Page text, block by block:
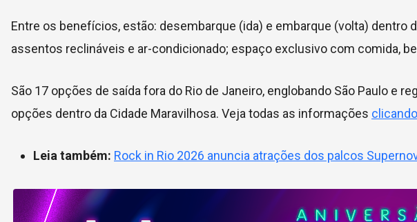
Entre os benefícios, estão: desembarque (ida) e embarque (volta) dentro
assentos reclináveis e ar-condicionado; espaço exclusivo com comida,
São 17 opções de saída fora do Rio de Janeiro, englobando São Paulo e
opções dentro da Cidade Maravilhosa. Veja todas as informações
Leia também: Rock in Rio 2026 anuncia atrações dos palcos